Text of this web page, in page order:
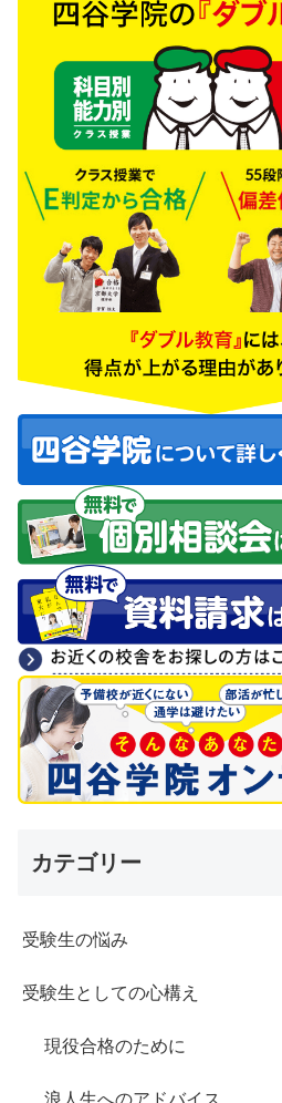
カテゴリー
受験生の悩み
受験生としての心構え
現役合格のために
浪人生へのアドバイス